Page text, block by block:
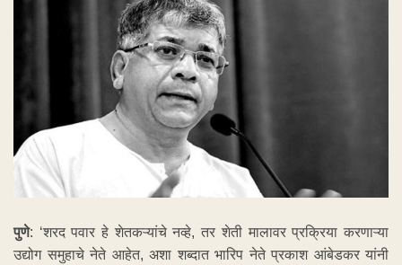
पुणे: ‘शरद पवार हे शेतकऱ्यांचे नव्हे, तर शेती मालावर प्रक्रिया करणाऱ्या
उद्योग समुहाचे नेते आहेत, अशा शब्दात भारिप नेते प्रकाश आंबेडकर यांनी